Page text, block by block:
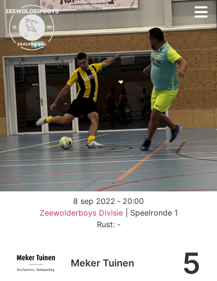
8 sep 2022 - 20:00
Zeewolderboys Divisie
| Speelronde 1
Rust: -
Meker Tuinen 5